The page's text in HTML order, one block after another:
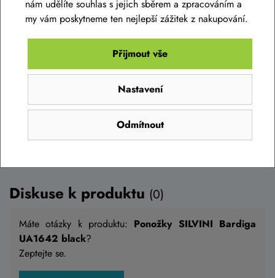
299 Kč
Skladem eshop
36-38,39-41,42-44,45-47
Detail
Diskuse k produktu (0)
Máte otázky k produktu: Ponožky SILVINI Bardiga
UA1642 black?
Zeptejte se.
nám udělíte souhlas s jejich sběrem a zpracováním a
my vám poskytneme ten nejlepší zážitek z nakupování.
Odmítnout
Nastavení
Přijmout vše